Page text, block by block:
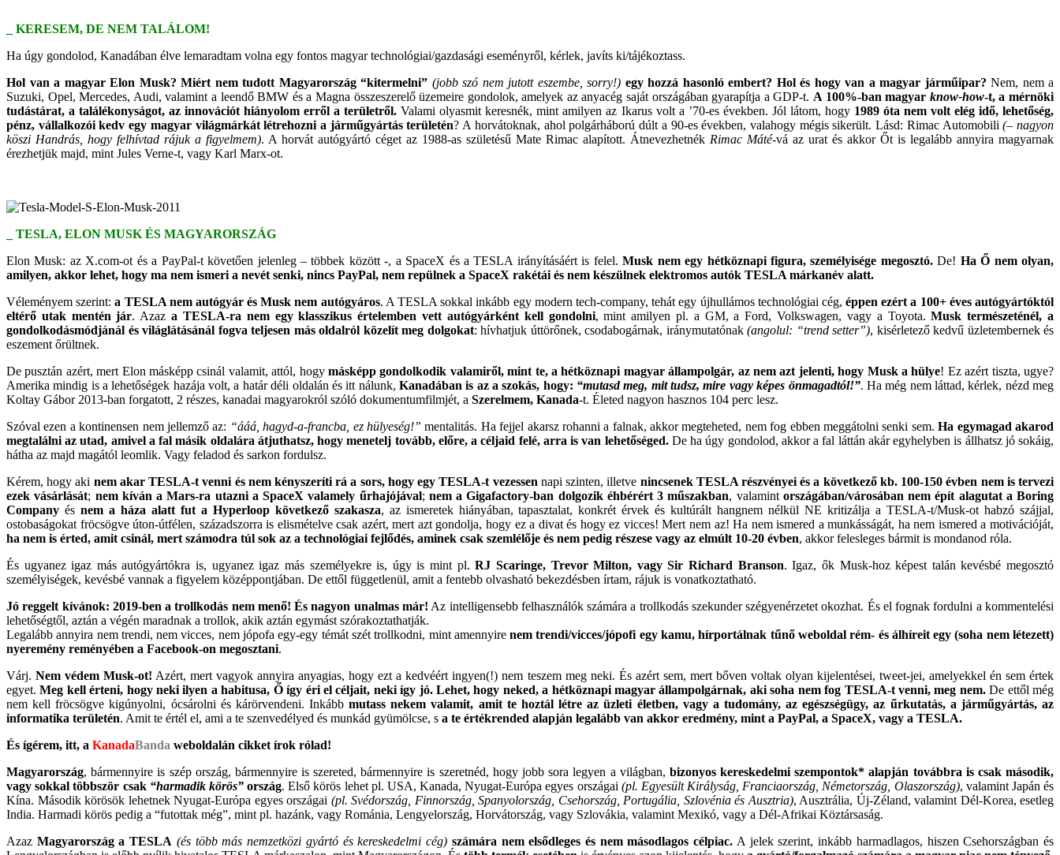
_ KERESEM, DE NEM TALÁLOM!
Ha úgy gondolod, Kanadában élve lemaradtam volna egy fontos magyar technológiai/gazdasági eseményről, kérlek, javíts ki/tájékoztass.
Hol van a magyar Elon Musk? Miért nem tudott Magyarország “kitermelni” (jobb szó nem jutott eszembe, sorry!) egy hozzá hasonló embert? Hol és hogy van a magyar járműipar? Nem, nem a
Suzuki, Opel, Mercedes, Audi, valamint a leendő BMW és a Magna összeszerelő üzemeire gondolok, amelyek az anyacég saját országában gyarapítja a GDP-t. A 100%-ban magyar know-how-t, a mérnöki
tudástárat, a találékonyságot, az innovációt hiányolom erről a területről. Valami olyasmit keresnék, mint amilyen az Ikarus volt a ’70-es években. Jól látom, hogy 1989 óta nem volt elég idő, lehetőség,
pénz, vállalkozói kedv egy magyar világmárkát létrehozni a járműgyártás területén? A horvátoknak, ahol polgárháború dúlt a 90-es években, valahogy mégis sikerült. Lásd: Rimac Automobili(– nagyon
köszi Handrás, hogy felhívtad rájuk a figyelmem). A horvát autógyártó céget az 1988-as születésű Mate Rimac alapított. Átnevezhetnék Rimac Máté-vá az urat és akkor Őt is legalább annyira magyarnak
érezhetjük majd, mint Jules Verne-t, vagy Karl Marx-ot.
_ TESLA, ELON MUSK ÉS MAGYARORSZÁG
Elon Musk: az X.com-ot és a PayPal-t követően jelenleg – többek között -, a SpaceX és a TESLA irányításáért is felel.Musk nem egy hétköznapi figura, személyisége megosztó.De! Ha Ő nem olyan,
amilyen, akkor lehet, hogy ma nem ismeri a nevét senki, nincs PayPal, nem repülnek a SpaceX rakétái és nem készülnek elektromos autók TESLA márkanév alatt.
Véleményem szerint:a TESLA nem autógyár és Musk nem autógyáros. A TESLA sokkal inkább egy modern tech-company, tehát egy újhullámos technológiai cég,éppen ezért a 100+ éves autógyártóktól
eltérő utak mentén jár. Azaza TESLA-ra nem egy klasszikus értelemben vett autógyárként kell gondolni, mint amilyen pl. a GM, a Ford, Volkswagen, vagy a Toyota.Musk természeténél, a
gondolkodásmódjánál és világlátásánál fogva teljesen más oldalról közelít meg dolgokat: hívhatjuk úttörőnek, csodabogárnak, iránymutatónak (angolul: “trend setter”), kisérletező kedvű üzletembernek és
eszement őrültnek.
De pusztán azért, mert Elon másképp csinál valamit, attól, hogy másképp gondolkodik valamiről, mint te, a hétköznapi magyar állampolgár, az nem azt jelenti, hogy Musk a hülye! Ez azért tiszta, ugye?
Amerika mindig is a lehetőségek hazája volt, a határ déli oldalán és itt nálunk, Kanadában is az a szokás, hogy: “mutasd meg, mit tudsz, mire vagy képes önmagadtól!”. Ha még nem láttad, kérlek, nézd meg
Koltay Gábor 2013-ban forgatott, 2 részes, kanadai magyarokról szóló dokumentumfilmjét, a Szerelmem, Kanada-t. Életed nagyon hasznos 104 perc lesz.
Szóval ezen a kontinensen nem jellemző az: “ááá, hagyd-a-francba, ez hülyeség!”mentalitás. Ha fejjel akarsz rohanni a falnak, akkor megteheted, nem fog ebben meggátolni senki sem.Ha egymagad akarod
megtalálni az utad, amivel a fal másik oldalára átjuthatsz, hogy menetelj tovább, előre, a céljaid felé, arra is van lehetőséged.De ha úgy gondolod, akkor a fal láttán akár egyhelyben is állhatsz jó sokáig,
hátha az majd magától leomlik. Vagy feladod és sarkon fordulsz.
Kérem, hogy aki nem akar TESLA-t venni és nem kényszeríti rá a sors, hogy egy TESLA-t vezessen napi szinten, illetve nincsenek TESLA részvényei és a következő kb. 100-150 évben nem is tervezi
ezek vásárlását; nem kíván a Mars-ra utazni a SpaceX valamely űrhajójával; nem a Gigafactory-ban dolgozik éhbérért 3 műszakban, valamint országában/városában nem épít alagutat a Boring
Company és nem a háza alatt fut a Hyperloop következő szakasza, az ismeretek hiányában, tapasztalat, konkrét érvek és kultúrált hangnem nélkül NE kritizálja a TESLA-t/Musk-ot habzó szájjal,
ostobaságokat fröcsögve úton-útfélen, századszorra is elismételve csak azért, mert azt gondolja, hogy ez a divat és hogy ez vicces! Mert nem az! Ha nem ismered a munkásságát, ha nem ismered a motivációját,
ha nem is érted, amit csinál, mert számodra túl sok az a technológiai fejlődés, aminek csak szemlélője és nem pedig részese vagy az elmúlt 10-20 évben, akkor felesleges bármit is mondanod róla.
És ugyanez igaz más autógyártókra is, ugyanez igaz más személyekre is, úgy is mint pl.RJ Scaringe, Trevor Milton, vagy Sir Richard Branson. Igaz, ők Musk-hoz képest talán kevésbé megosztó
személyiségek, kevésbé vannak a figyelem középpontjában. De ettől függetlenül, amit a fentebb olvasható bekezdésben írtam, rájuk is vonatkoztatható.
Jó reggelt kívánok: 2019-ben a trollkodás nem menő! És nagyon unalmas már! Az intelligensebb felhasználók számára a trollkodás szekunder szégyenérzetet okozhat. És el fognak fordulni a kommentelési
lehetőségtől, aztán a végén maradnak a trollok, akik aztán egymást szórakoztathatják.
Legalább annyira nem trendi, nem vicces, nem jópofa egy-egy témát szét trollkodni, mint amennyirenem trendi/vicces/jópofi egy kamu, hírportálnak tűnő weboldal rém- és álhíreit egy (soha nem létezett)
nyeremény reményében a Facebook-on megosztani.
Várj.Nem védem Musk-ot! Azért, mert vagyok annyira anyagias, hogy ezt a kedvéért ingyen(!) nem teszem meg neki. És azért sem, mert bőven voltak olyan kijelentései, tweet-jei, amelyekkel én sem értek
egyet.Meg kell érteni, hogy neki ilyen a habitusa, Ő így éri el céljait, neki így jó. Lehet, hogy neked, a hétköznapi magyar állampolgárnak, aki soha nem fog TESLA-t venni, meg nem.De ettől még
nem kell fröcsögve kigúnyolni, ócsárolni és kárörvendeni. Inkábbmutass nekem valamit, amit te hoztál létre az üzleti életben, vagy a tudomány, az egészségügy, az űrkutatás, a járműgyártás, az
informatika területén. Amit te értél el, ami a te szenvedélyed és munkád gyümölcse, s a te értékrended alapján legalább van akkor eredmény, mint a PayPal, a SpaceX, vagy a TESLA.
És ígérem, itt, a KanadaBanda weboldalán cikket írok rólad!
Magyarország, bármennyire is szép ország, bármennyire is szereted, bármennyire is szeretnéd, hogy jobb sora legyen a világban, bizonyos kereskedelmi szempontok* alapján továbbra is csak második,
vagy sokkal többször csak “harmadik körös”ország. Első körös lehet pl. USA, Kanada, Nyugat-Európa egyes országai (pl. Egyesült Királyság, Franciaország, Németország, Olaszország), valamint Japán és
Kína. Második körösök lehetnek Nyugat-Európa egyes országai (pl. Svédország, Finnország, Spanyolország, Csehország, Portugália, Szlovénia és Ausztria), Ausztrália, Új-Zéland, valamint Dél-Korea, esetleg
India. Harmadi körös pedig a “futottak még”, mint pl. hazánk, vagy Románia, Lengyelország, Horvátország, vagy Szlovákia, valamint Mexikó, vagy a Dél-Afrikai Köztársaság.
Azaz Magyarország a TESLA (és több más nemzetközi gyártó és kereskedelmi cég) számára nem elsődleges és nem másodlagos célpiac. A jelek szerint, inkább harmadlagos, hiszen Csehországban és